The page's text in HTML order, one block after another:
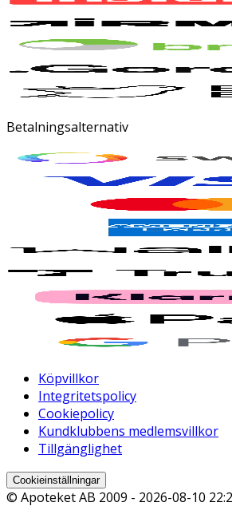
Betalningsalternativ
Köpvillkor
Integritetspolicy
Cookiepolicy
Kundklubbens medlemsvillkor
Tillgänglighet
Cookieinställningar
© Apoteket AB 2009 - 2026-08-10